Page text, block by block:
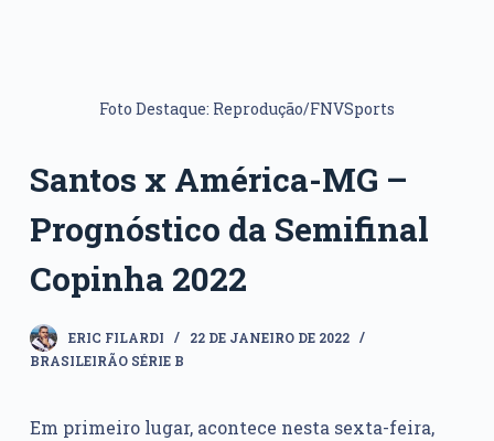
Foto Destaque: Reprodução/FNVSports
Santos x América-MG –
Prognóstico da Semifinal
Copinha 2022
ERIC FILARDI
22 DE JANEIRO DE 2022
BRASILEIRÃO SÉRIE B
Em primeiro lugar, acontece nesta sexta-feira,